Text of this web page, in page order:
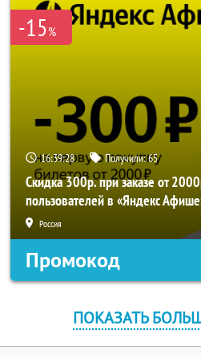
-15%
16:39:28 Получили:65
Скидка 300р. при заказе от
пользователей в «Яндекс
Россия
Промокод
ПОКАЗАТЬ